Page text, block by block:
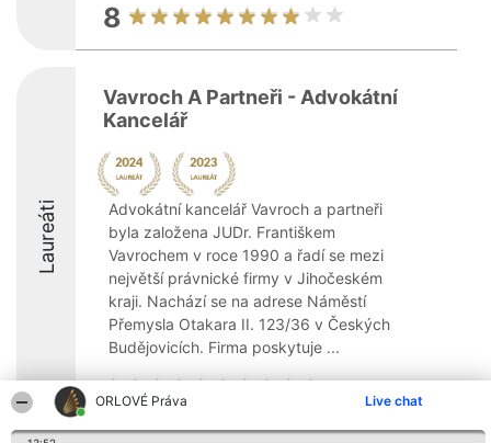
ORLOVÉ Práva Live chat
8
Laureáti
Vavroch A Partneři - Advokátní
Kancelář
Advokátní kancelář Vavroch a partneři
byla založena JUDr. Františkem
Vavrochem v roce 1990 a řadí se mezi
největší právnické firmy v Jihočeském
kraji. Nachází se na adrese Náměstí
Přemysla Otakara II. 123/36 v Českých
Budějovicích. Firma poskytuje ...